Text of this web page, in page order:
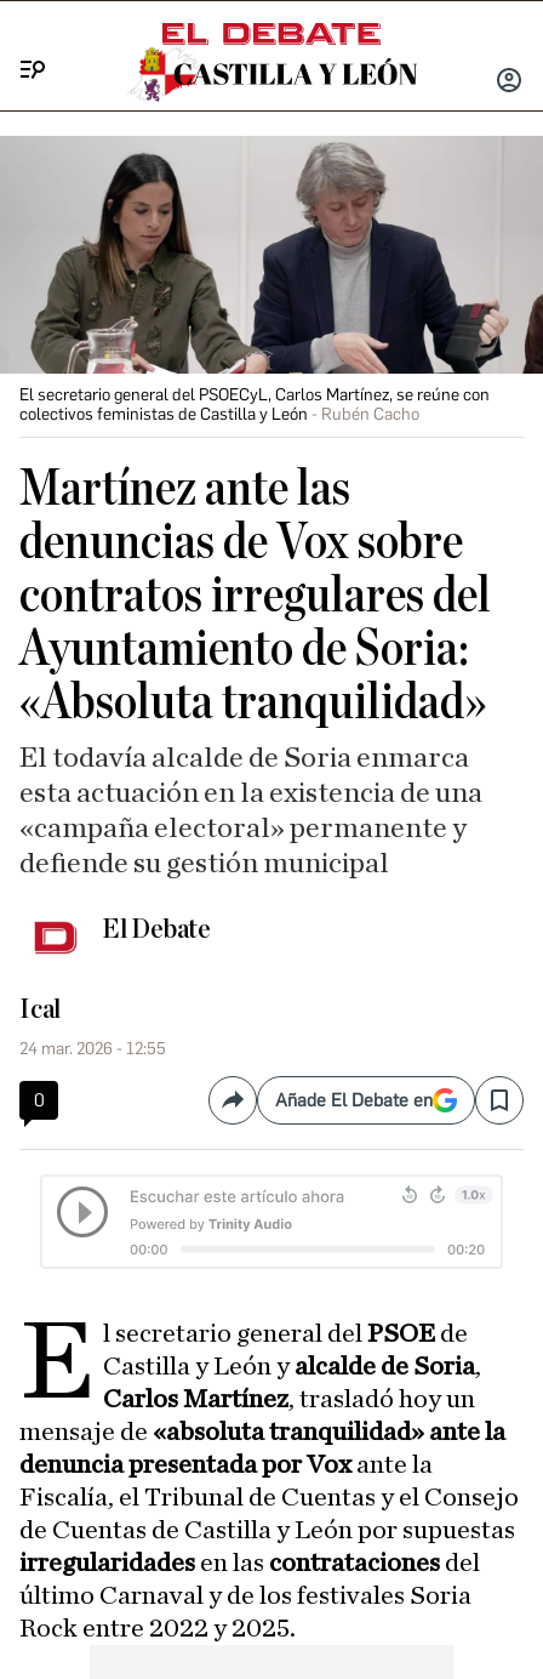
INICIAR
El secretario general del PSOECyL, Carlos Martínez, se reúne con
colectivos feministas de Castilla y León
Rubén Cacho
Martínez ante las
denuncias de Vox sobre
contratos irregulares del
Ayuntamiento de Soria:
«Absoluta tranquilidad»
El todavía alcalde de Soria enmarca
esta actuación en la existencia de una
«campaña electoral» permanente y
defiende su gestión municipal
El Debate
Ical
24 mar. 2026 - 12:55
0 CompartirAñade El Debate en Save
E l secretario general delPSOE de
Castilla y León yalcalde de Soria,
Carlos Martínez, trasladó hoy un
mensaje de «absoluta tranquilidad» ante la
denuncia presentada por Voxante la
Fiscalía, el Tribunal de Cuentas y el Consejo
de Cuentas de Castilla y León por supuestas
irregularidades en las contrataciones del
último Carnaval y de los festivales Soria
Rock entre 2022 y 2025.